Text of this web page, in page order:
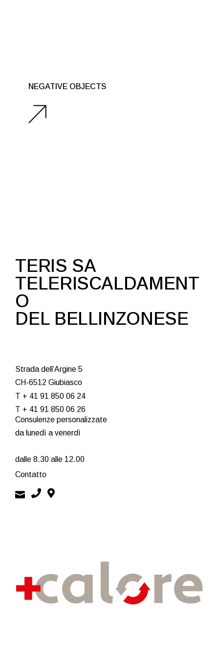
NEGATIVE OBJECTS
TERIS SA
TELERISCALDAMENT
O
DEL BELLINZONESE
Strada dell’Argine 5
CH-6512 Giubiasco
T + 41 91 850 06 24
T + 41 91 850 06 26
Consulenze personalizzate
da lunedì a venerdì
dalle 8.30 alle 12.00
Contatto